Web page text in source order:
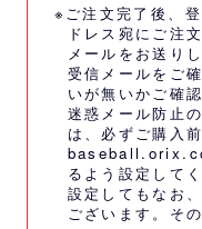
※ご注文完了後、
ドレス宛にご注
メールをお送り
受信メールをご
いが無いかご確
迷惑メール防止
は、必ずご購入
るよう設定してく
設定してもなお
ございます。その